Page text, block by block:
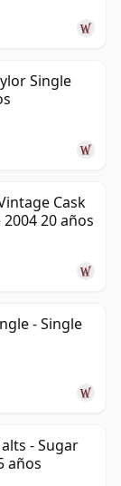
Single
Cask
20 años
- Single
- Sugar
años